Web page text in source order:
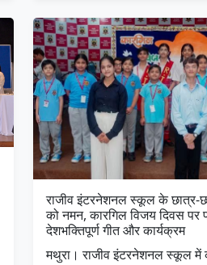
राजीव इंटरनेशनल स्कूल के छात्र-
को नमन, कारगिल विजय दिवस पर
देशभक्तिपूर्ण गीत और कार्यक्रम
मथुरा। राजीव इंटरनेशनल स्कूल में